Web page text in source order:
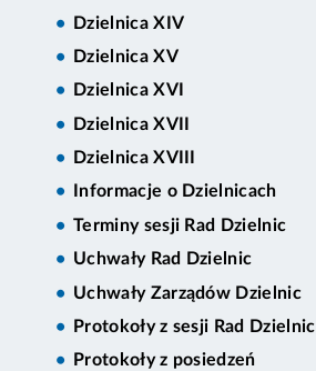
Dzielnica XIV
Dzielnica XV
Dzielnica XVI
Dzielnica XVII
Dzielnica XVIII
Informacje o Dzielnicach
Terminy sesji Rad Dzielnic
Uchwały Rad Dzielnic
Uchwały Zarządów Dzielnic
Protokoły z sesji Rad Dzielnic
Protokoły z posiedzeń